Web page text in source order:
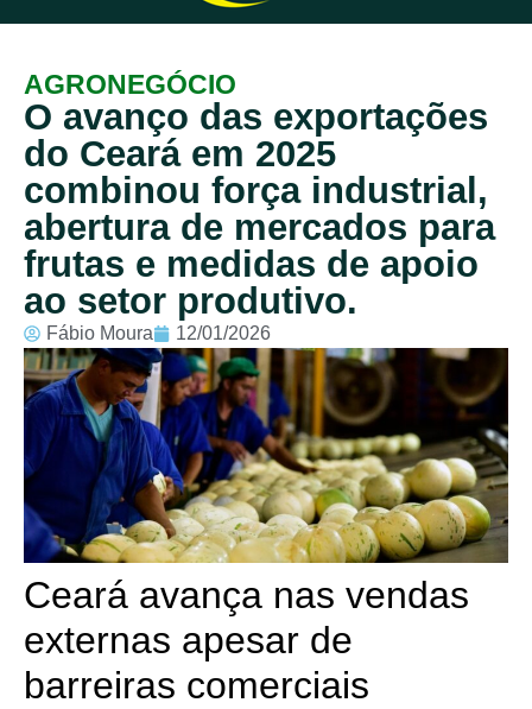
AGRONEGÓCIO
O avanço das exportações
do Ceará em 2025
combinou força industrial,
abertura de mercados para
frutas e medidas de apoio
ao setor produtivo.
Fábio Moura 12/01/2026
Ceará avança nas vendas
externas apesar de
barreiras comerciais